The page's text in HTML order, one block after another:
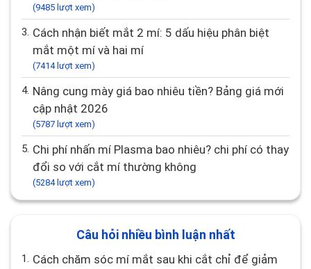
(9485 lượt xem)
3. Cách nhận biết mắt 2 mí: 5 dấu hiệu phân biệt
mắt một mí và hai mí
(7414 lượt xem)
4. Nâng cung mày giá bao nhiêu tiền? Bảng giá mới
cập nhật 2026
(5787 lượt xem)
5. Chi phí nhấn mí Plasma bao nhiêu? chi phí có thay
đổi so với cắt mí thường không
(5284 lượt xem)
Câu hỏi nhiều bình luận nhất
1. Cách chăm sóc mí mắt sau khi cắt chỉ để giảm